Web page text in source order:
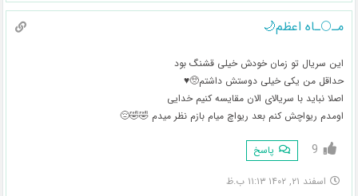
مـ🌕ـاه اعظم🌙
این سریال تو زمان خودش خیلی قشنگ بود
حداقل من یکی خیلی دوستش داشتم🥺♥️
اصلا نباید با سریالای الان مقایسه کنیم خدایی
اومدم ریواچش کنم بعد ریواچ میام بازم نظر میدم 🤣🤣😔
9 پاسخ
اسفند ۲۱, ۱۴۰۲ ۱۱:۱۳ ب.ظ